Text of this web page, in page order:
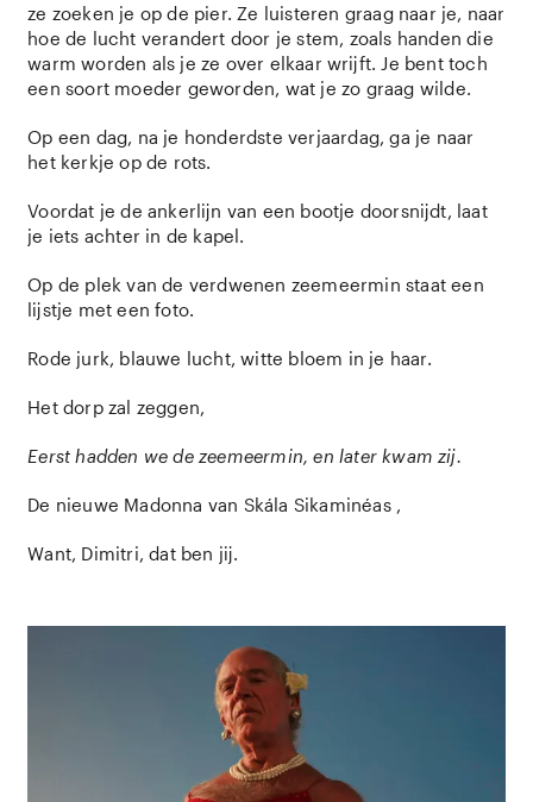
ze zoeken je op de pier. Ze luisteren graag naar je, naar
hoe de lucht verandert door je stem, zoals handen die
warm worden als je ze over elkaar wrijft. Je bent toch
een soort moeder geworden, wat je zo graag wilde.
Op een dag, na je honderdste verjaardag, ga je naar
het kerkje op de rots.
Voordat je de ankerlijn van een bootje doorsnijdt, laat
je iets achter in de kapel.
Op de plek van de verdwenen zeemeermin staat een
lijstje met een foto.
Rode jurk, blauwe lucht, witte bloem in je haar.
Het dorp zal zeggen,
Eerst hadden we de zeemeermin, en later kwam zij.
De nieuwe Madonna van Skála Sikaminéas ,
Want, Dimitri, dat ben jij.